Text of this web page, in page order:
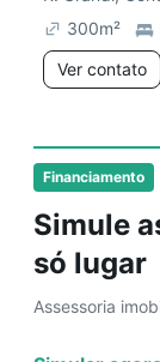
Financiamento
Simule
só lugar
Assessoria
300m²
Ver contato